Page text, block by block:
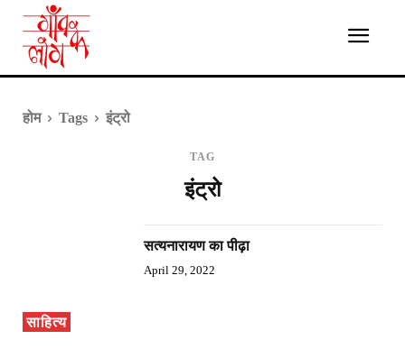
होम Tags इंट्रो
TAG
इंट्रो
साहित्य
सत्यनारायण का पीढ़ा
April 29, 2022